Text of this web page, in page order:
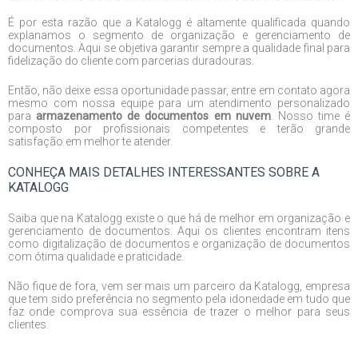
É por esta razão que a Katalogg é altamente qualificada quando
explanamos o segmento de organização e gerenciamento de
documentos. Aqui se objetiva garantir sempre a qualidade final para
fidelização do cliente com parcerias duradouras.
Então, não deixe essa oportunidade passar, entre em contato agora
mesmo com nossa equipe para um atendimento personalizado
paraarmazenamento de documentos em nuvem. Nosso time é
composto por profissionais competentes e terão grande
satisfação em melhor te atender.
CONHEÇA MAIS DETALHES INTERESSANTES SOBRE A
KATALOGG
Saiba que na Katalogg existe o que há de melhor em organização e
gerenciamento de documentos. Aqui os clientes encontram itens
como digitalização de documentos e organização de documentos
com ótima qualidade e praticidade.
Não fique de fora, vem ser mais um parceiro da Katalogg, empresa
que tem sido preferência no segmento pela idoneidade em tudo que
faz onde comprova sua essência de trazer o melhor para seus
clientes.